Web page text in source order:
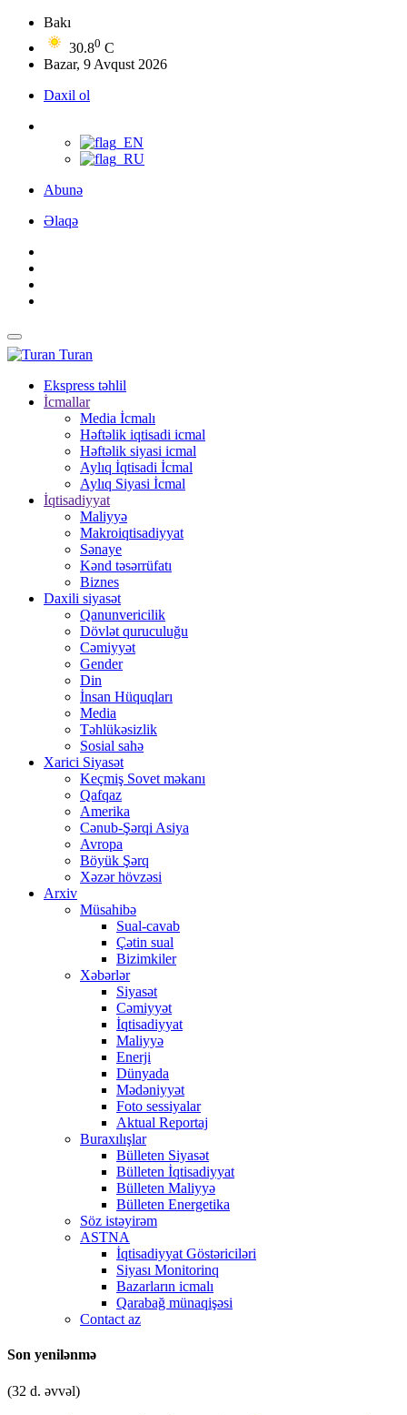
Bakı
30.80 C
Bazar, 9 Avqust 2026
Daxil ol
Abunə
Əlaqə
Turan
Ekspress təhlil
İcmallar
Media İcmalı
Həftəlik iqtisadi icmal
Həftəlik siyasi icmal
Aylıq İqtisadi İcmal
Aylıq Siyasi İcmal
İqtisadiyyat
Maliyyə
Makroiqtisadiyyat
Sənaye
Kənd təsərrüfatı
Biznes
Daxili siyasət
Qanunvericilik
Dövlət quruculuğu
Cəmiyyət
Gender
Din
İnsan Hüquqları
Media
Təhlükəsizlik
Sosial sahə
Xarici Siyasət
Keçmiş Sovet məkanı
Qafqaz
Amerika
Cənub-Şərqi Asiya
Avropa
Böyük Şərq
Xəzər hövzəsi
Arxiv
Müsahibə
Sual-cavab
Çətin sual
Bizimkiler
Xəbərlər
Siyasət
Cəmiyyət
İqtisadiyyat
Maliyyə
Enerji
Dünyada
Mədəniyyət
Foto sessiyalar
Aktual Reportaj
Buraxılışlar
Bülleten Siyasət
Bülleten İqtisadiyyat
Bülleten Maliyyə
Bülleten Energetika
Söz istəyirəm
ASTNA
İqtisadiyyat Göstəriciləri
Siyası Monitorinq
Bazarların icmalı
Qarabağ münaqişəsi
Contact az
Son yenilənmə
(32 d. əvvəl)